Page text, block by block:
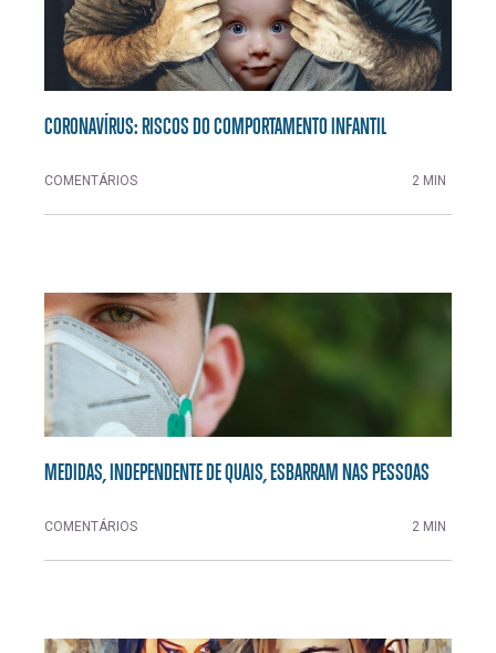
CORONAVÍRUS: RISCOS DO COMPORTAMENTO INFANTIL
COMENTÁRIOS 2 MIN
MEDIDAS, INDEPENDENTE DE QUAIS, ESBARRAM NAS PESSOAS
COMENTÁRIOS 2 MIN